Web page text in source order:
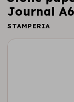
Journal A6
STAMPERIA